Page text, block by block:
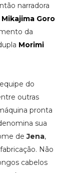
narradora
Mikajima Goro
da
Morimi
do
outras
pronta
sua
deJena,
Não
cabelos